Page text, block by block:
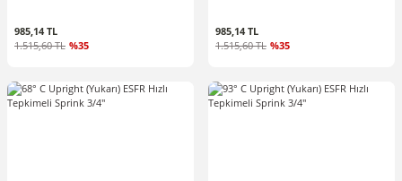
985,14 TL
1.515,60 TL %35
985,14 TL
1.515,60 TL %35